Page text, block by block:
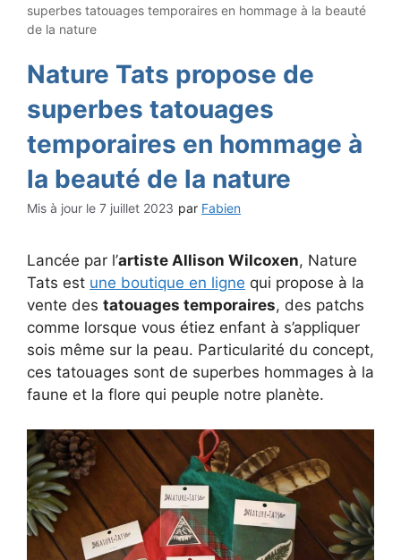
superbes tatouages temporaires en hommage à la beauté
de la nature
Nature Tats propose de
superbes tatouages
temporaires en hommage à
la beauté de la nature
7 juillet 2023 par Fabien
Lancée par l’artiste Allison Wilcoxen, Nature
Tats est une boutique en ligne qui propose à la
vente des tatouages temporaires, des patchs
comme lorsque vous étiez enfant à s’appliquer
sois même sur la peau. Particularité du concept,
ces tatouages sont de superbes hommages à la
faune et la flore qui peuple notre planète.